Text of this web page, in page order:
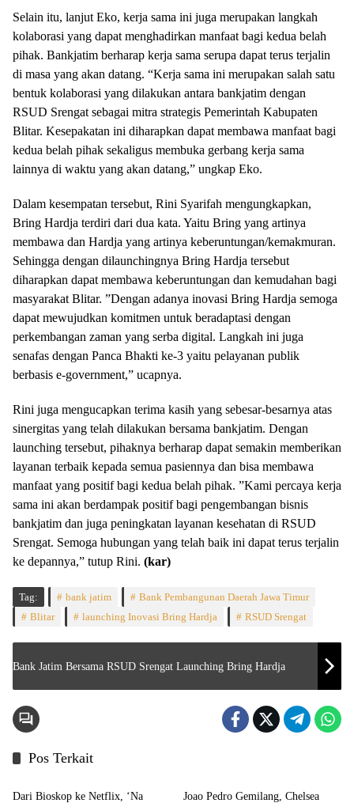
Selain itu, lanjut Eko, kerja sama ini juga merupakan langkah
kolaborasi yang dapat menghadirkan manfaat bagi kedua belah
pihak. Bankjatim berharap kerja sama serupa dapat terus terjalin
di masa yang akan datang. “Kerja sama ini merupakan salah satu
bentuk kolaborasi yang dilakukan antara bankjatim dengan
RSUD Srengat sebagai mitra strategis Pemerintah Kabupaten
Blitar. Kesepakatan ini diharapkan dapat membawa manfaat bagi
kedua belah pihak sekaligus membuka gerbang kerja sama
lainnya di waktu yang akan datang,” ungkap Eko.
Dalam kesempatan tersebut, Rini Syarifah mengungkapkan,
Bring Hardja terdiri dari dua kata. Yaitu Bring yang artinya
membawa dan Hardja yang artinya keberuntungan/kemakmuran.
Sehingga dengan dilaunchingnya Bring Hardja tersebut
diharapkan dapat membawa keberuntungan dan kemudahan bagi
masyarakat Blitar. ”Dengan adanya inovasi Bring Hardja semoga
dapat mewujudkan komitmen untuk beradaptasi dengan
perkembangan zaman yang serba digital. Langkah ini juga
senafas dengan Panca Bhakti ke-3 yaitu pelayanan publik
berbasis e-government,” ucapnya.
Rini juga mengucapkan terima kasih yang sebesar-besarnya atas
sinergitas yang telah dilakukan bersama bankjatim. Dengan
launching tersebut, pihaknya berharap dapat semakin memberikan
layanan terbaik kepada semua pasiennya dan bisa membawa
manfaat yang positif bagi kedua belah pihak. ”Kami percaya kerja
sama ini akan berdampak positif bagi pengembangan bisnis
bankjatim dan juga peningkatan layanan kesehatan di RSUD
Srengat. Semoga hubungan yang telah baik ini dapat terus terjalin
ke depannya,” tutup Rini. (kar)
Tag: bank jatim
Bank Pembangunan Daerah Jawa Timur
Blitar
launching Inovasi Bring Hardja RSUD Srengat
Bank Jatim Bersama RSUD Srengat Launching Bring Hardja
Pos Terkait
Indeks
Dari Bioskop ke Netflix, ‘Na
Joao Pedro Gemilang, Chelsea